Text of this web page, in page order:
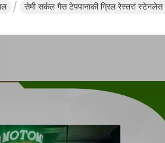
सेमी सर्कल गैस टेपपानाकी ग्रिल रेस्तरां